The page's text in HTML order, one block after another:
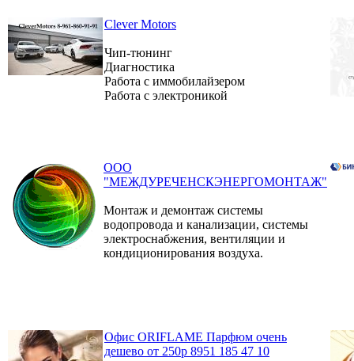
Clever Motors
Чип-тюнинг
Диагностика
Работа с иммобилайзером
Работа с электроникой
ООО
"МЕЖДУРЕЧЕНСКЭНЕРГОМОНТАЖ"
Монтаж и демонтаж системы
водопровода и канализации, системы
электроснабжения, вентиляции и
кондиционирования воздуха.
Офис ORIFLAME Парфюм очень
дешево от 250р 8951 185 47 10